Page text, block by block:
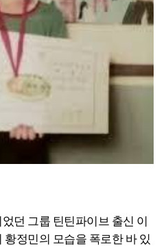
던 그룹 틴틴파이브 출신 이
정민의 모습을 폭로한 바 있